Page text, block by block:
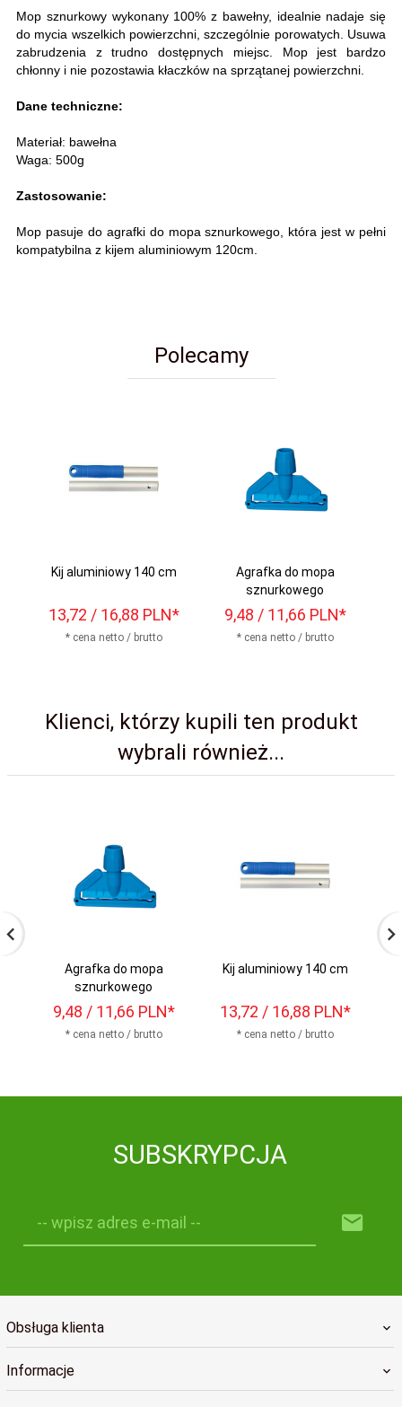
Mop sznurkowy wykonany 100% z bawełny, idealnie nadaje się
do mycia wszelkich powierzchni, szczególnie porowatych. Usuwa
zabrudzenia z trudno dostępnych miejsc. Mop jest bardzo
chłonny i nie pozostawia kłaczków na sprzątanej powierzchni.
Dane techniczne:
Materiał: bawełna
Waga: 500g
Zastosowanie:
Mop pasuje do agrafki do mopa sznurkowego, która jest w pełni
kompatybilna z kijem aluminiowym 120cm.
Polecamy
Kij aluminiowy 140 cm
13,72 / 16,88 PLN*
* cena netto / brutto
Agrafka do mopa
sznurkowego
9,48 / 11,66 PLN*
* cena netto / brutto
Klienci, którzy kupili ten produkt
wybrali również...
Agrafka do mopa
sznurkowego
9,48 / 11,66 PLN*
* cena netto / brutto
Kij aluminiowy 140 cm
13,72 / 16,88 PLN*
* cena netto / brutto
SUBSKRYPCJA
-- wpisz adres e-mail --
Obsługa klienta
Informacje